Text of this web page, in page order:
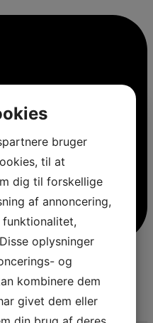
bruger
til at
dig til forskellige
af annoncering,
funktionalitet,
oplysninger
og
kombinere dem
givet dem eller